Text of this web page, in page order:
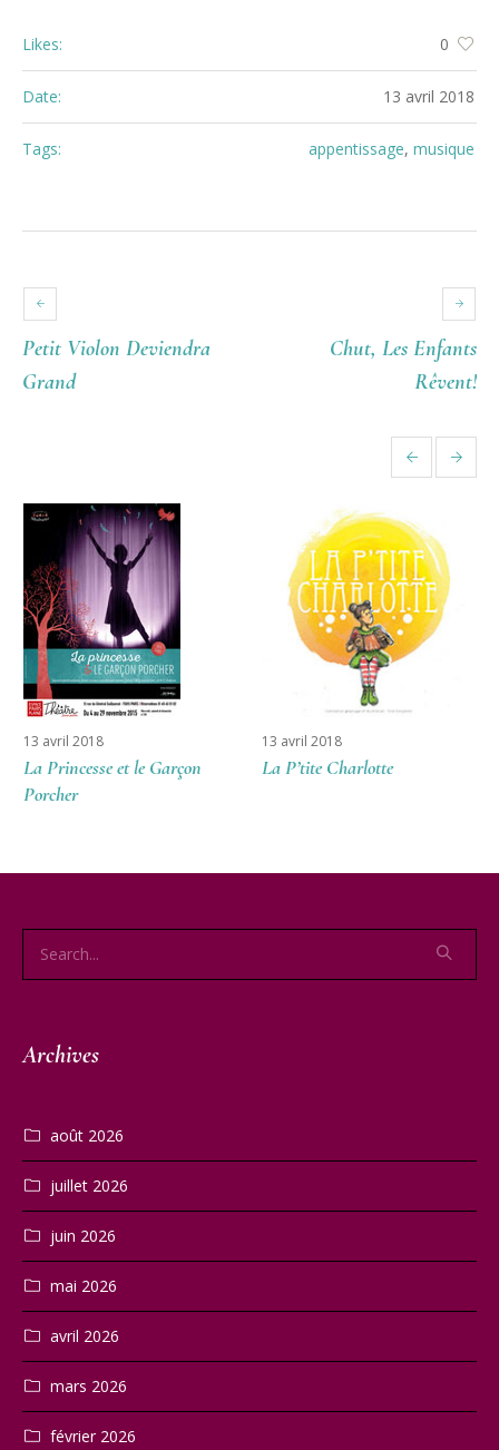
Likes: 0
Date: 13 avril 2018
Tags: appentissage, musique
Petit Violon Deviendra
Grand
Chut, Les Enfants
Rêvent!
More projects
13 avril 2018
La Princesse et le Garçon
Porcher
13 avril 2018
La P’tite Charlotte
Archives
août 2026
juillet 2026
juin 2026
mai 2026
avril 2026
mars 2026
février 2026